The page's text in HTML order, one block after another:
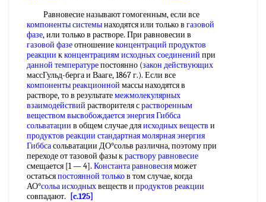
Равновесие называют гомогенным, если все
компоненты системынаходятся или только в газовой
фазе, или только в растворе. При равновесии в
газовой фазеотношениеконцентраций продуктов
реакции кконцентрациям исходных соединений при
данной температурепостоянно (закон действующих
массГульд-берга и Вааге, 1867 г.). Если все
компоненты реакционной массы находятся в
растворе, то в результатемежмолекулярных
взаимодействий растворителя срастворенным
веществомвысвобождается энергияГиббса
сольватации в общем случае дляисходных веществ и
продуктов реакции стандартная молярнаяэнергия
Гиббсасольватации ДО°сольв различна, поэтому при
переходе от тазовой фазы краствору равновесие
смещается [1 — 4]. Константа равновесияможет
остатьсяпостоянной тольков том случае, когда
АО°сольа исходныхвеществ и продуктов реакции
совпадают.
[c.125]